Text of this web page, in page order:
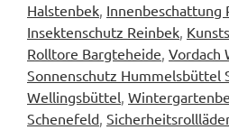
Halstenbek, Innenbeschattung
Insektenschutz Reinbek,
Rolltore Bargteheide, Vordach
Sonnenschutz Hummelsbüttel
Wellingsbüttel,
Schenefeld,